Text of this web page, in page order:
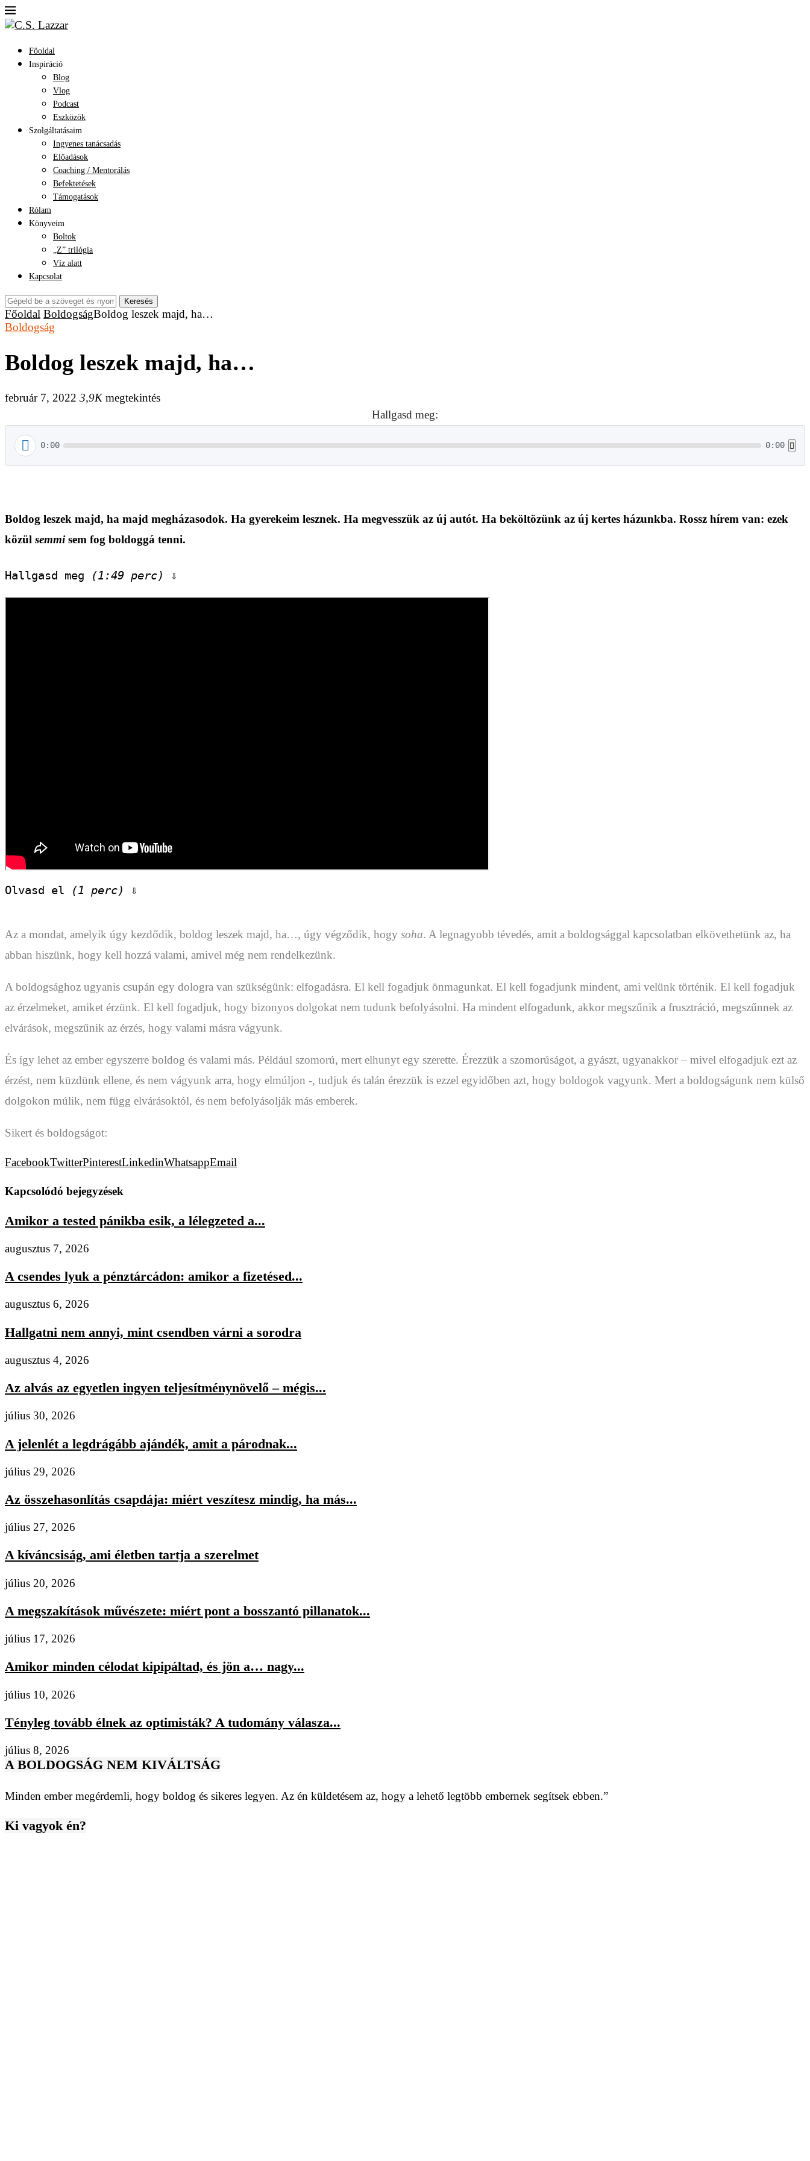
Főoldal
Inspiráció
Blog
Vlog
Podcast
Eszközök
Szolgáltatásaim
Ingyenes tanácsadás
Előadások
Coaching / Mentorálás
Befektetések
Támogatások
Rólam
Könyveim
Boltok
„Z” trilógia
Víz alatt
Kapcsolat
Keresés
Főoldal BoldogságBoldog leszek majd, ha…
Boldogság
Boldog leszek majd, ha…
február 7, 2022 3,9Kmegtekintés
Hallgasd meg:
0:00 0:00
Boldog leszek majd, ha majd megházasodok. Ha gyerekeim lesznek. Ha megvesszük az új autót. Ha beköltözünk az új kertes házunkba. Rossz hírem van: ezek
közül semmisem fog boldoggá tenni.
Hallgasd meg (1:49 perc) ⇩
Olvasd el (1 perc) ⇩
Az a mondat, amelyik úgy kezdődik, boldog leszek majd, ha…, úgy végződik, hogy soha. A legnagyobb tévedés, amit a boldogsággal kapcsolatban elkövethetünk az, ha
abban hiszünk, hogy kell hozzá valami, amivel még nem rendelkezünk.
A boldogsághoz ugyanis csupán egy dologra van szükségünk: elfogadásra. El kell fogadjuk önmagunkat. El kell fogadjunk mindent, ami velünk történik. El kell fogadjuk
az érzelmeket, amiket érzünk. El kell fogadjuk, hogy bizonyos dolgokat nem tudunk befolyásolni. Ha mindent elfogadunk, akkor megszűnik a frusztráció, megszűnnek az
elvárások, megszűnik az érzés, hogy valami másra vágyunk.
És így lehet az ember egyszerre boldog és valami más. Például szomorú, mert elhunyt egy szerette. Érezzük a szomorúságot, a gyászt, ugyanakkor – mivel elfogadjuk ezt az
érzést, nem küzdünk ellene, és nem vágyunk arra, hogy elmúljon -, tudjuk és talán érezzük is ezzel egyidőben azt, hogy boldogok vagyunk. Mert a boldogságunk nem külső
dolgokon múlik, nem függ elvárásoktól, és nem befolyásolják más emberek.
Sikert és boldogságot:
FacebookTwitterPinterestLinkedinWhatsappEmail
Kapcsolódó bejegyzések
Amikor a tested pánikba esik, a lélegzeted a...
augusztus 7, 2026
A csendes lyuk a pénztárcádon: amikor a fizetésed...
augusztus 6, 2026
Hallgatni nem annyi, mint csendben várni a sorodra
augusztus 4, 2026
Az alvás az egyetlen ingyen teljesítménynövelő – mégis...
július 30, 2026
A jelenlét a legdrágább ajándék, amit a párodnak...
július 29, 2026
Az összehasonlítás csapdája: miért veszítesz mindig, ha más...
július 27, 2026
A kíváncsiság, ami életben tartja a szerelmet
július 20, 2026
A megszakítások művészete: miért pont a bosszantó pillanatok...
július 17, 2026
Amikor minden célodat kipipáltad, és jön a… nagy...
július 10, 2026
Tényleg tovább élnek az optimisták? A tudomány válasza...
július 8, 2026
A BOLDOGSÁG NEM KIVÁLTSÁG
Minden ember megérdemli, hogy boldog és sikeres legyen. Az én küldetésem az, hogy a lehető legtöbb embernek segítsek ebben.”
Ki vagyok én?